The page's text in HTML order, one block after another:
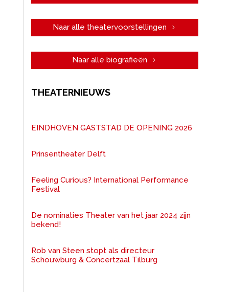
Naar alle theatervoorstellingen
Naar alle biografieën
THEATERNIEUWS
EINDHOVEN GASTSTAD DE OPENING 2026
Prinsentheater Delft
Feeling Curious? International Performance
Festival
De nominaties Theater van het jaar 2024 zijn
bekend!
Rob van Steen stopt als directeur
Schouwburg & Concertzaal Tilburg